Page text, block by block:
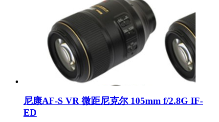
尼康AF-S VR 微距尼克尔 105mm f/2.8G IF-
ED